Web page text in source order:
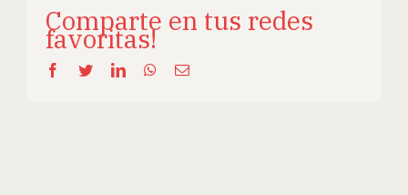
Comparte en tus redes
favoritas!
Facebook
TwitterLinkedInWhatsApp
Email